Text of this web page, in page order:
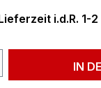
i.d.R. 1-2
Gib den
IN